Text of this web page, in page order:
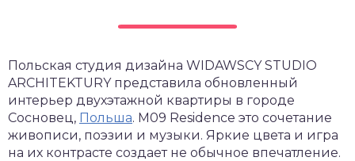
Польская студия дизайна WIDAWSCY STUDIO
ARCHITEKTURY представила обновленный
интерьер двухэтажной квартиры в городе
Сосновец, Польша. M09 Residence это сочетание
живописи, поэзии и музыки. Яркие цвета и игра
на их контрасте создает не обычное впечатление.